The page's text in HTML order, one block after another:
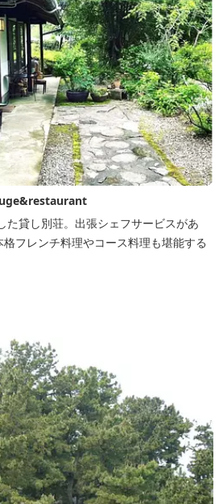
た貸し別荘。出張シェフサービスがあ
フレンチ料理やコース料理も堪能する